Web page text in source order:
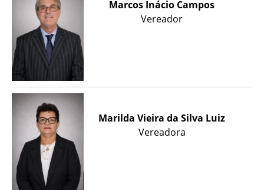
Marcos Inácio Campos
Vereador
Marilda Vieira da Silva Luiz
Vereadora